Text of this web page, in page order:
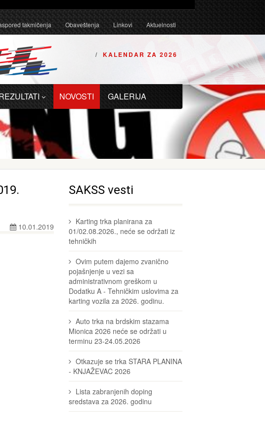
A - Tehničkim uslovima za karting vozila za 2026. godinu.
takmičenja Obaveštenja Linkovi Aktuelnosti
KALENDAR ZA 2026
NOVOSTI GALERIJA
10.01.2019
SAKSS vesti
Karting trka planirana za
01/02.08.2026., neće se održati iz
tehničkih
Ovim putem dajemo zvanično
pojašnjenje u vezi sa
administrativnom greškom u
Dodatku A - Tehničkim uslovima za
karting vozila za 2026. godinu.
Auto trka na brdskim stazama
Mionica 2026 neće se održati u
terminu 23-24.05.2026
Otkazuje se trka STARA PLANINA
- KNJAŽEVAC 2026
Lista zabranjenih doping
sredstava za 2026. godinu